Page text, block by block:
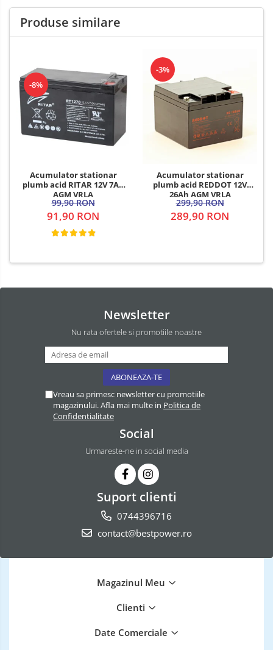
Produse similare
-8%
Acumulator stationar
plumb acid RITAR 12V 7Ah
AGM VRLA
99,90 RON
91,90 RON
-3%
Acumulator stationar
plumb acid REDDOT 12V
26Ah AGM VRLA
299,90 RON
289,90 RON
Newsletter
Nu rata ofertele si promotiile noastre
Vreau sa primesc newsletter cu promotiile
magazinului. Afla mai multe in Politica de
Confidentialitate
Social
Urmareste-ne in social media
Suport clienti
0744396716
contact@bestpower.ro
Magazinul Meu
Clienti
Date Comerciale